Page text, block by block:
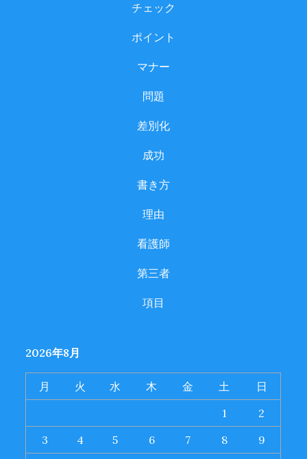
チェック
ポイント
マナー
問題
差別化
成功
書き方
理由
看護師
第三者
項目
2026年8月
月 火 水 木 金 土
日
1
2
3
4 5 6 7 8
9